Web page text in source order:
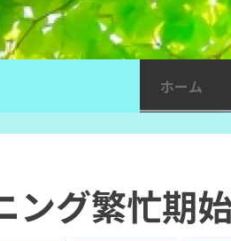
ホーム
グ繁忙期始